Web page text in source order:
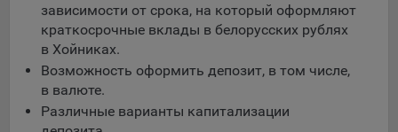
Сохранить по умолчанию
зависимости от срока, на который оформляют
краткосрочные вклады в белорусских рублях
в Хойниках.
Возможность оформить депозит, в том числе,
в валюте.
Различные варианты капитализации